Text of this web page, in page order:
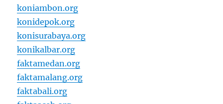
koniambon.org
konidepok.org
konisurabaya.org
konikalbar.org
faktamedan.org
faktamalang.org
faktabali.org